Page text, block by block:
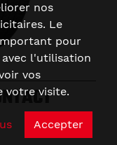
nos
Le
pour
avec l'utilisation
vos
votre visite.
Accepter